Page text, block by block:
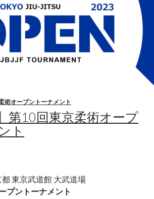
術オープントーナメント
第10回東京柔術オープ
ト
東京武道館 大武道場
プントーナメント